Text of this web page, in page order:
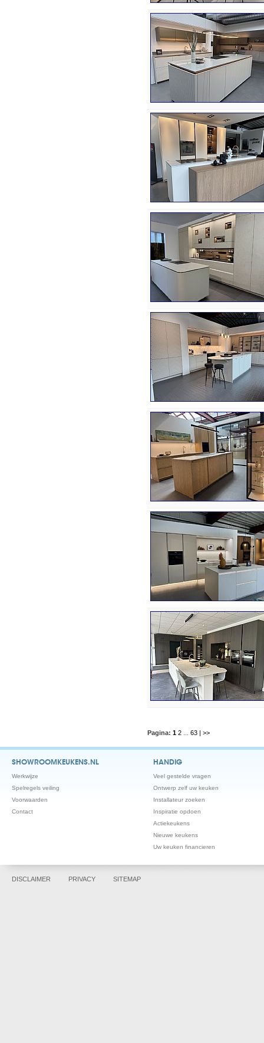
Pagina: 1 2 63 | >>
SHOWROOMKEUKENS.NL
Werkwijze
Spelregels veiling
Voorwaarden
Contact
HANDIG
Veel gestelde vragen
Ontwerp zelf uw keuken
Installateur zoeken
Inspiratie opdoen
Actiekeukens
Nieuwe keukens
Uw keuken financieren
DISCLAIMER PRIVACY SITEMAP